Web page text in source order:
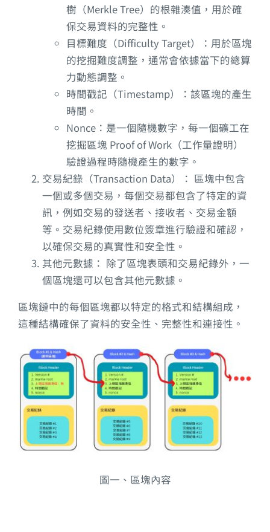
樹（Merkle Tree）的根雜湊值，用於確
保交易資料的完整性。
目標難度（Difficulty Target）：用於區塊
的挖掘難度調整，通常會依據當下的總算
力動態調整。
時間戳記（Timestamp）：該區塊的產生
時間。
Nonce：是一個隨機數字，每一個礦工在
挖掘區塊 Proof of Work（工作量證明）
驗證過程時隨機產生的數字。
交易紀錄（Transaction Data）： 區塊中包含
一個或多個交易，每個交易都包含了特定的資
訊，例如交易的發送者、接收者、交易金額
等。交易紀錄使用數位簽章進行驗證和確認，
以確保交易的真實性和安全性。
其他元數據： 除了區塊表頭和交易紀錄外，一
個區塊還可以包含其他元數據。
區塊鏈中的每個區塊都以特定的格式和結構組成，
這種結構確保了資料的安全性、完整性和連接性。
圖一、區塊內容